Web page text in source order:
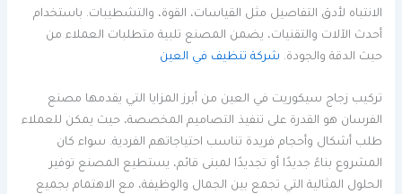
الانتباه لأدق التفاصيل مثل القياسات، القوة، والتشطيبات. باستخدام
أحدث الآلات والتقنيات، يضمن المصنع تلبية متطلبات العملاء من
حيث الدقة والجودة. شركة تنظيف في العين
تركيب زجاج سيكوريت في العين من أبرز المزايا التي يقدمها مصنع
الفرسان هو القدرة على تنفيذ التصاميم المخصصة، حيث يمكن للعملاء
طلب أشكال وأحجام فريدة تناسب احتياجاتهم الفردية. سواء كان
المشروع بناءً جديدًا أو تجديدًا لمبنى قائم، يستطيع المصنع توفير
الحلول المثالية التي تجمع بين الجمال والوظيفة، مع الاهتمام بجميع